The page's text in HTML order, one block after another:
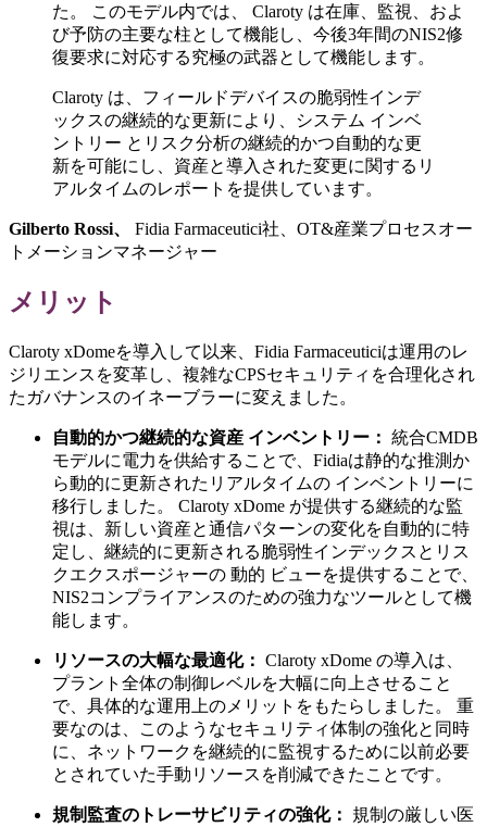
た。 このモデル内では、 Claroty は在庫、監視、およ
び予防の主要な柱として機能し、今後3年間のNIS2修
復要求に対応する究極の武器として機能します。
Claroty は、フィールドデバイスの脆弱性インデ
ックスの継続的な更新により、システム インベ
ントリー とリスク分析の継続的かつ自動的な更
新を可能にし、資産と導入された変更に関するリ
アルタイムのレポートを提供しています。
Gilberto Rossi、
Fidia Farmaceutici社、OT&産業プロセスオー
トメーションマネージャー
メリット
Claroty xDomeを導入して以来、Fidia Farmaceuticiは運用のレ
ジリエンスを変革し、複雑なCPSセキュリティを合理化され
たガバナンスのイネーブラーに変えました。
自動的かつ継続的な資産 インベントリー： 統合CMDB
モデルに電力を供給することで、Fidiaは静的な推測か
ら動的に更新されたリアルタイムの インベントリーに
移行しました。 Claroty xDome が提供する継続的な監
視は、新しい資産と通信パターンの変化を自動的に特
定し、継続的に更新される脆弱性インデックスとリス
クエクスポージャーの 動的 ビューを提供することで、
NIS2コンプライアンスのための強力なツールとして機
能します。
リソースの大幅な最適化： Claroty xDome の導入は、
プラント全体の制御レベルを大幅に向上させること
で、具体的な運用上のメリットをもたらしました。 重
要なのは、このようなセキュリティ体制の強化と同時
に、ネットワークを継続的に監視するために以前必要
とされていた手動リソースを削減できたことです。
規制監査のトレーサビリティの強化：
規制の厳しい医